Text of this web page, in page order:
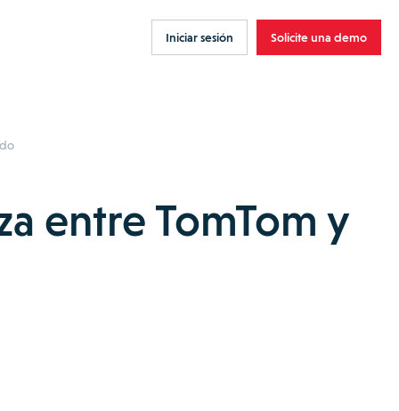
Iniciar sesión Solicite una demo
entre TomTom y